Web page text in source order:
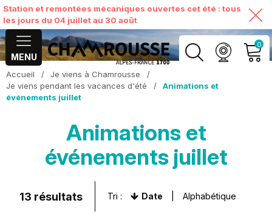
Station et remontées mécaniques ouvertes cet été : tous
les jours du 04 juillet au 30 août
MENU
0
Accueil / Je viens à Chamrousse
/
Je viens pendant les vacances d'été
/
Animations et
événements juillet
Animations et
événements juillet
13 résultats Tri : Date Alphabétique